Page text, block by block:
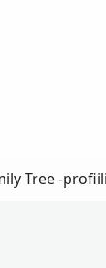
Tree -